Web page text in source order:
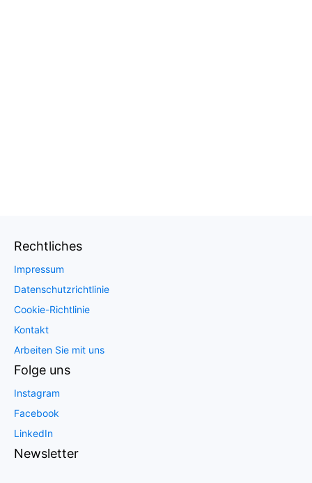
Rechtliches
Impressum
Datenschutzrichtlinie
Cookie-Richtlinie
Kontakt
Arbeiten Sie mit uns
Folge uns
Instagram
Facebook
LinkedIn
Newsletter